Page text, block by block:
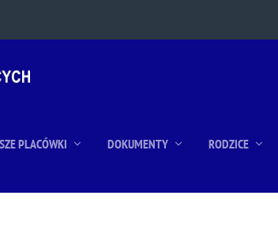
PLACÓWKI DOKUMENTY RODZICE